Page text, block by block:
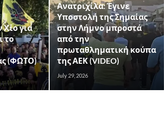
Χίο για
το
(ΦΩΤΟ)
Ανατριχίλα: Έγινε
Υποστολή της Σημαίας
στην Λήμνο μπροστά
από την
πρωταθληματική κούπα
της ΑΕΚ (VIDEO)
July 29, 2026